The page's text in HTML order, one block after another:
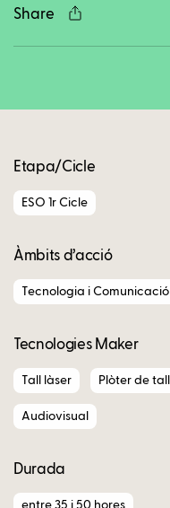
Share
Etapa/Cicle
ESO 1r Cicle
Àmbits d’acció
Tecnologia i Comunicació
Tecnologies Maker
Tall làser Plòter de tall
Audiovisual
Durada
entre 35 i 50 hores